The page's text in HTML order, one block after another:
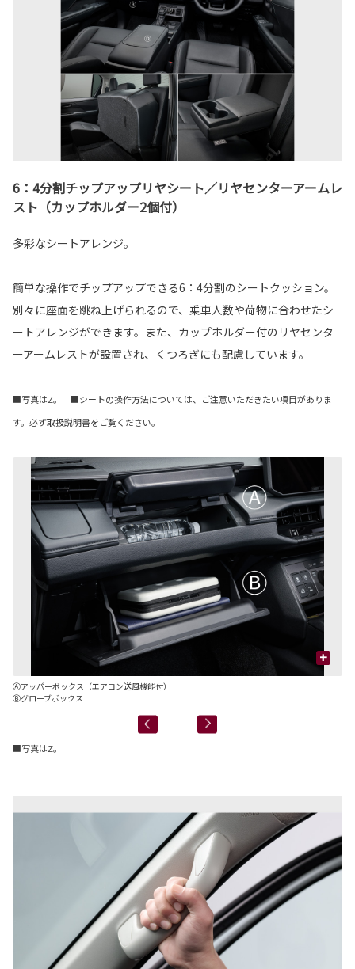
6：4分割チップアップリヤシート／リヤセンターアームレ
スト（カップホルダー2個付）
多彩なシートアレンジ。
簡単な操作でチップアップできる6：4分割のシートクッション。
別々に座面を跳ね上げられるので、乗車人数や荷物に合わせたシ
ートアレンジができます。また、カップホルダー付のリヤセンタ
ーアームレストが設置され、くつろぎにも配慮しています。
■写真はZ。 ■シートの操作方法については、ご注意いただきたい項目がありま
す。必ず取扱説明書をご覧ください。
+
Ⓐアッパーボックス（エアコン送風機能付）
Ⓑグローブボックス
■写真はZ。